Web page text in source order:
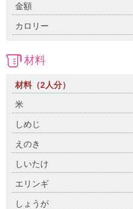
金額
カロリー
材料
材料（2人分）
米
しめじ
えのき
しいたけ
エリンギ
しょうが